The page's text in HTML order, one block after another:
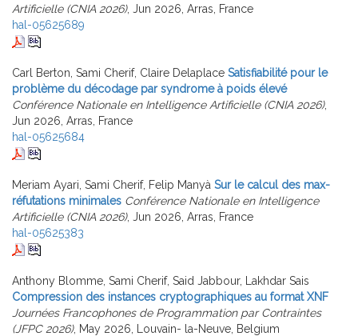
Artificielle (CNIA 2026), Jun 2026, Arras, France
hal-05625689
Carl Berton, Sami Cherif, Claire Delaplace Satisfiabilité pour le
problème du décodage par syndrome à poids élevé
Conférence Nationale en Intelligence Artificielle (CNIA 2026),
Jun 2026, Arras, France
hal-05625684
Meriam Ayari, Sami Cherif, Felip Manyà Sur le calcul des max-
réfutations minimales Conférence Nationale en Intelligence
Artificielle (CNIA 2026), Jun 2026, Arras, France
hal-05625383
Anthony Blomme, Sami Cherif, Said Jabbour, Lakhdar Sais
Compression des instances cryptographiques au format XNF
Journées Francophones de Programmation par Contraintes
(JFPC 2026), May 2026, Louvain- la-Neuve, Belgium